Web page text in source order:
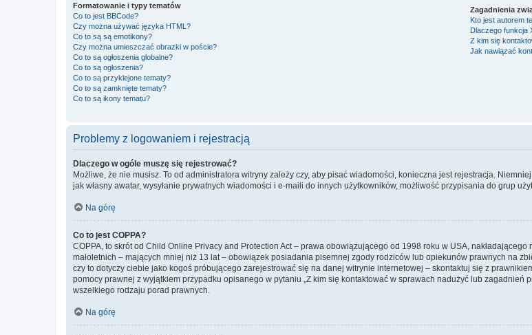
Formatowanie i typy tematów
Co to jest BBCode?
Czy można używać języka HTML?
Co to są są emotikony?
Czy można umieszczać obrazki w poście?
Co to są ogłoszenia globalne?
Co to są ogłoszenia?
Co to są przyklejone tematy?
Co to są zamknięte tematy?
Co to są ikony tematu?
Zagadnienia
Kto jest autorem
Dlaczego funkcja
Z kim się
Jak nawiązać
Problemy z logowaniem i rejestracją
Dlaczego w ogóle muszę się rejestrować?
Możliwe, że nie musisz. To od administratora witryny zależy czy, aby pisać wiadomości, konieczna jest rejestracja.
jak własny awatar, wysyłanie prywatnych wiadomości i e-maili do innych użytkowników, możliwość przypisania do grup
Na górę
Co to jest COPPA?
COPPA, to skrót od Child Online Privacy and Protection Act – prawa obowiązującego od 1998 roku w USA,
małoletnich – mających mniej niż 13 lat – obowiązek posiadania pisemnej zgody rodziców lub opiekunów prawnych na
czy to dotyczy ciebie jako kogoś próbującego zarejestrować się na danej witrynie internetowej – skontaktuj się z
pomocy prawnej z wyjątkiem przypadku opisanego w pytaniu „Z kim się kontaktować w sprawach nadużyć lub zagadnień
wszelkiego rodzaju porad prawnych.
Na górę